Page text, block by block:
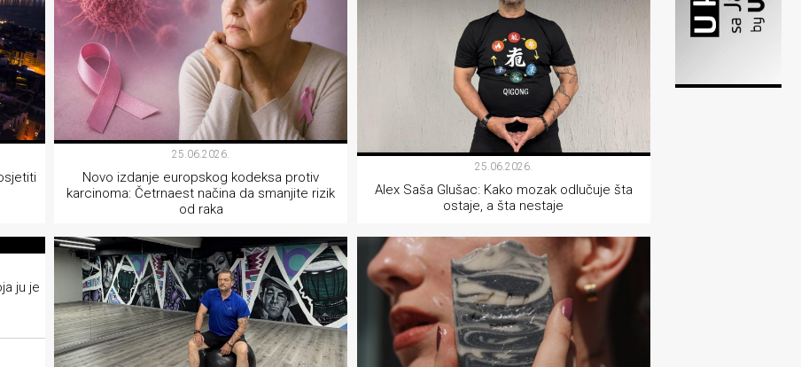
25.06.2026.
Novo izdanje europskog kodeksa protiv
karcinoma: Četrnaest načina da smanjite rizik
od raka
LIFESTYLE
25.06.2026.
Alex Saša Glušac: Kako mozak odlučuje šta
ostaje, a šta nestaje
LIFESTYLE
ju je